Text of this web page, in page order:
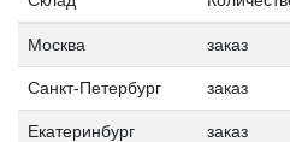
Москва заказ
Санкт-Петербург заказ
Екатеринбург заказ